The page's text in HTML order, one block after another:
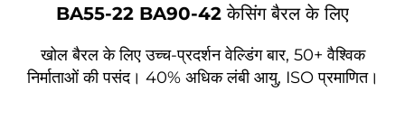
BA55-22 BA90-42 केसिंग बैरल के लिए
खोल बैरल के लिए उच्च-प्रदर्शन वेल्डिंग बार, 50+ वैश्विक
निर्माताओं की पसंद। 40% अधिक लंबी आयु, ISO प्रमाणित।